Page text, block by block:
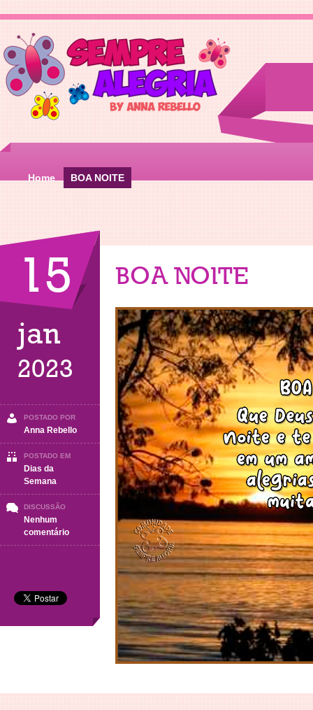
Home BOA NOITE
15
jan
2023
POSTADO POR
Anna Rebello
POSTADO EM
Dias da
Semana
DISCUSSÃO
Nenhum
comentárioem
BOA
BOA NOITE